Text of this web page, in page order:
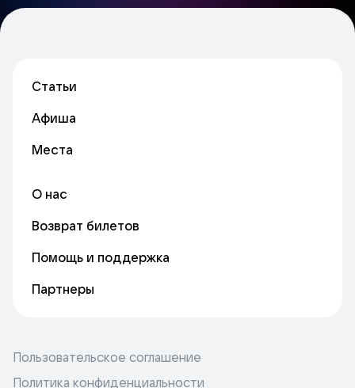
Статьи
Афиша
Места
О нас
Возврат билетов
Помощь и поддержка
Партнеры
Пользовательское соглашение
Политика конфиденциальности